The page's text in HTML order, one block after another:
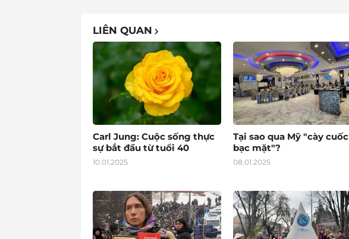
LIÊN QUAN
Carl Jung: Cuộc sống thực
sự bắt đầu từ tuổi 40
10.01.2025
Tại sao qua Mỹ "cày cuốc
bạc mặt"?
08.01.2025